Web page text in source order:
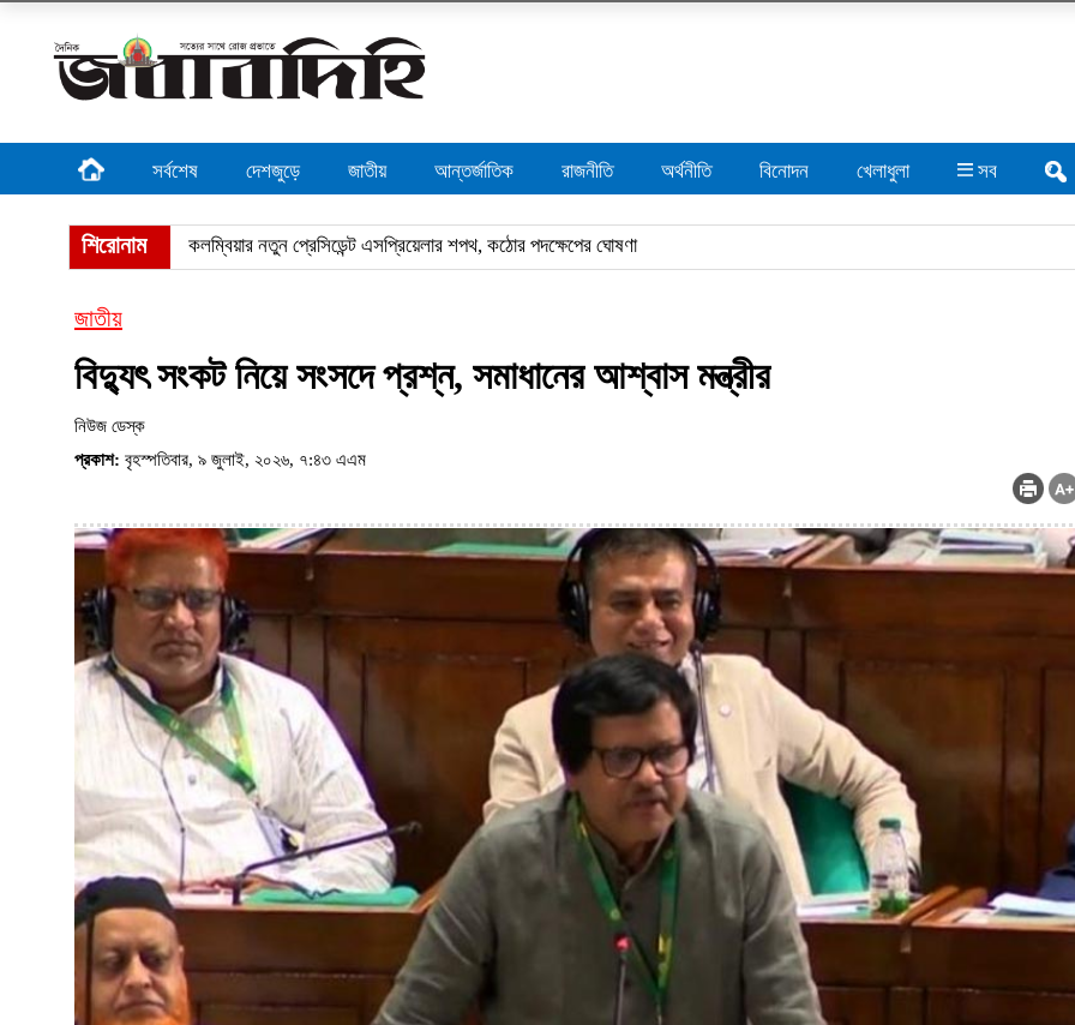
সর্বশেষ দেশজুড়ে জাতীয় আন্তর্জাতিক রাজনীতি অর্থনীতি বিনোদন খেলাধুলা সব
শিরোনাম জীবন
জাতীয়
বিদ্যুৎ সংকট নিয়ে সংসদে প্রশ্ন, সমাধানের আশ্বাস মন্ত্রীর
নিউজ ডেস্ক
প্রকাশ: বৃহস্পতিবার, ৯ জুলাই, ২০২৬, ৭:৪৩ এএম